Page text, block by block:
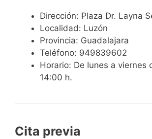
Dirección: Plaza Dr. Layna
Localidad: Luzón
Provincia: Guadalajara
Teléfono: 949839602
Horario: De lunes a viernes
14:00 h.
Cita previa